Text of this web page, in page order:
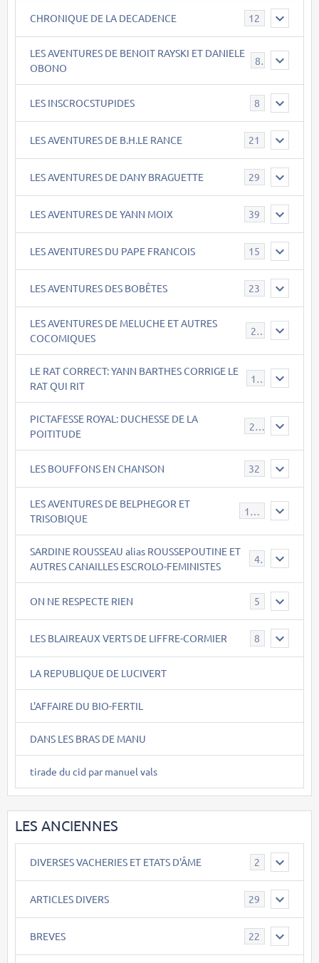
CHRONIQUE DE LA DECADENCE 12
LES AVENTURES DE BENOIT RAYSKI ET DANIELE
OBONO
8
LES INSCROCSTUPIDES 8
LES AVENTURES DE B.H.LE RANCE 21
LES AVENTURES DE DANY BRAGUETTE 29
LES AVENTURES DE YANN MOIX 39
LES AVENTURES DU PAPE FRANCOIS 15
LES AVENTURES DES BOBÊTES 23
LES AVENTURES DE MELUCHE ET AUTRES
COCOMIQUES
22
LE RAT CORRECT: YANN BARTHES CORRIGE LE
RAT QUI RIT
15
PICTAFESSE ROYAL: DUCHESSE DE LA
POITITUDE
23
LES BOUFFONS EN CHANSON 32
LES AVENTURES DE BELPHEGOR ET
TRISOBIQUE
147
SARDINE ROUSSEAU alias ROUSSEPOUTINE ET
AUTRES CANAILLES ESCROLO-FEMINISTES
40
ON NE RESPECTE RIEN 5
LES BLAIREAUX VERTS DE LIFFRE-CORMIER 8
LA REPUBLIQUE DE LUCIVERT
L'AFFAIRE DU BIO-FERTIL
DANS LES BRAS DE MANU
tirade du cid par manuel vals
LES ANCIENNES
DIVERSES VACHERIES ET ETATS D'ÂME 2
ARTICLES DIVERS 29
BREVES 22